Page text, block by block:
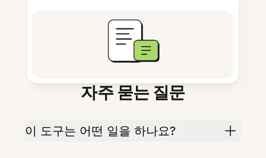
자주 묻는 질문
이 도구는 어떤 일을 하나요?